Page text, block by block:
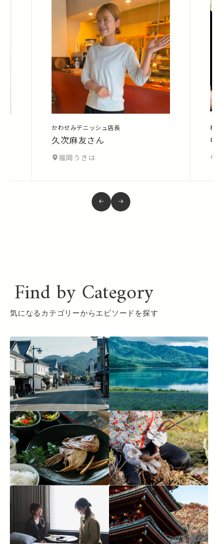
かわせみデニッシュ店長
久次麻友さん
福岡うきは
株
中
Find by Category
気になるカテゴリーからエピソードを探す
食 農
談 歴